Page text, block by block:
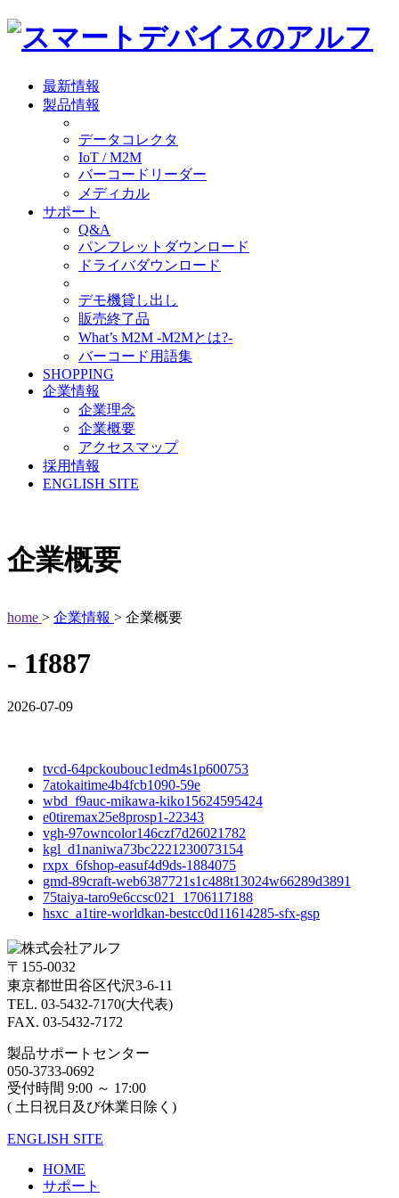
最新情報
製品情報
データコレクタ
IoT / M2M
バーコードリーダー
メディカル
サポート
Q&A
パンフレットダウンロード
ドライバダウンロード
デモ機貸し出し
販売終了品
What’s M2M -M2Mとは?-
バーコード用語集
SHOPPING
企業情報
企業理念
企業概要
アクセスマップ
採用情報
ENGLISH SITE
企業概要
home > 企業情報 > 企業概要
- 1f887
2026-07-09
tvcd-64pckoubouc1edm4s1p600753
7atokaitime4b4fcb1090-59e
wbd_f9auc-mikawa-kiko15624595424
e0tiremax25e8prosp1-22343
vgh-97owncolor146czf7d26021782
kgl_d1naniwa73bc2221230073154
rxpx_6fshop-easuf4d9ds-1884075
gmd-89craft-web6387721s1c488t13024w66289d3891
75taiya-taro9e6ccsc021_1706117188
hsxc_a1tire-worldkan-bestcc0d11614285-sfx-gsp
〒155-0032
東京都世田谷区代沢3-6-11
TEL. 03-5432-7170(大代表)
FAX. 03-5432-7172
製品サポートセンター
050-3733-0692
受付時間 9:00 ～ 17:00
( 土日祝日及び休業日除く)
ENGLISH SITE
HOME
サポート